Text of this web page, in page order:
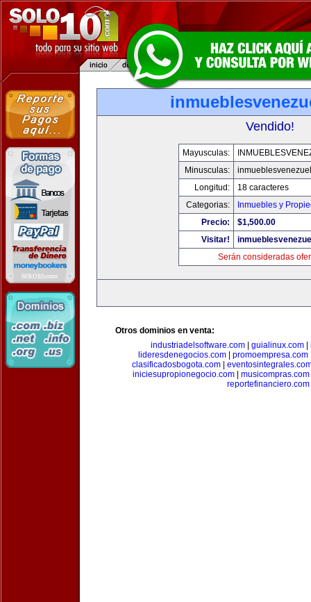
Vendido!
Mayusculas:
Minusculas:
Longitud:
18 caracteres
Categorias:
Inmuebles y
Precio:
$1,500.00
Visitar!
Serán consideradas
Otros dominios en venta:
industriadelsoftware.com| guialinux.com|
lideresdenegocios.com
promoempresa.com
clasificadosbogota.com
iniciesupropionegocio.com
musicompras.com
reportefinanciero.com